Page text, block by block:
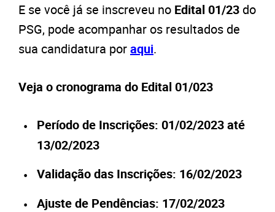
E se você já se inscreveu no Edital 01/23 do
PSG, pode acompanhar os resultados de
sua candidatura poraqui.
Veja o cronograma do Edital 01/023
Período de Inscrições: 01/02/2023 até
13/02/2023
Validação das Inscrições: 16/02/2023
Ajuste de Pendências: 17/02/2023